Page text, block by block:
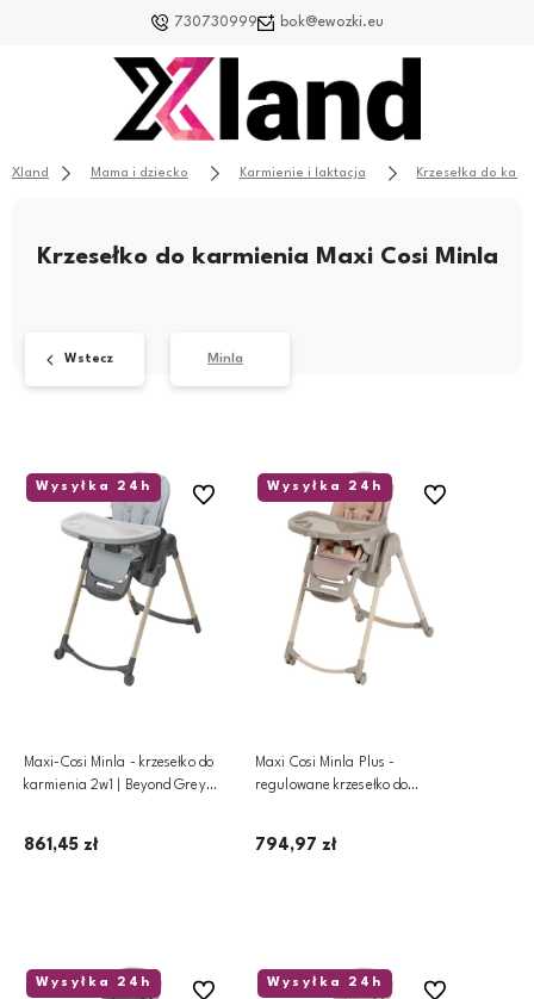
730730999 bok@ewozki.eu
Xland Mama i dziecko Karmienie i laktacja Krzesełka do
Krzesełko do karmienia Maxi Cosi Minla
Wstecz Minla
Wysyłka 24h
Maxi-Cosi Minla - krzesełko do
karmienia 2w1 | Beyond Grey
861,45 zł
Do ulubionych
Wysyłka 24h
Maxi Cosi Minla Plus -
regulowane krzesełko do
794,97 zł
Do ulubionych
Wysyłka 24h
Do ulubionych
Wysyłka 24h
Do ulubionych